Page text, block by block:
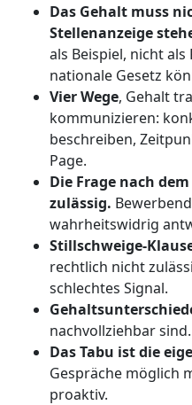
Das Gehalt muss
Stellenanzeige
als Beispiel, nicht
nationale Gesetz
Vier Wege, Gehalt
kommunizieren:
beschreiben,
Page.
Die Frage nach
zulässig.
wahrheitswidrig
Stillschweige-
rechtlich nicht
schlechtes Signal.
nachvollziehbar sind.
Das Tabu ist die
Gespräche möglich
proaktiv.